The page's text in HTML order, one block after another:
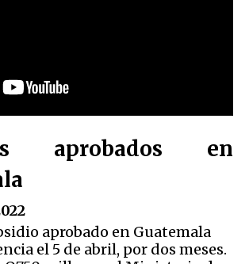
aprobados en
aprobado en Guatemala
el 5 de abril, por dos meses.